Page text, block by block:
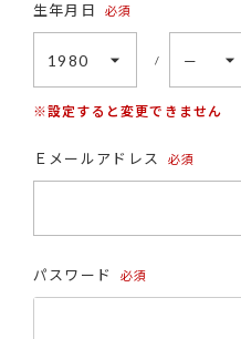
生年月日
(必
※設定すると変更できません
Ｅメールアドレス
(必
パスワード
(必